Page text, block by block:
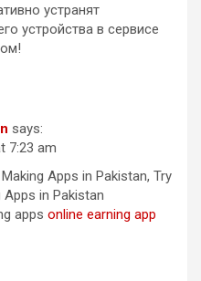
устранят
устройства в сервисе
says:
7:23 am
Apps in Pakistan, Try
in Pakistan
apps online earning app